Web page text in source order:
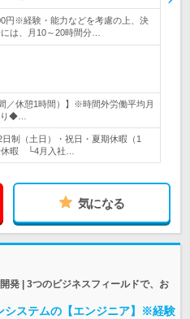
円※経験・能力などを考慮の上、決
は、月10～20時間分…
／休憩1時間）】※時間外労働平均月
り◆…
制（土日）・祝日・夏期休暇（1
休暇 └4月入社…
気になる
発 | 3つのビジネスフィールドで、お
システムの【エンジニア】※経験